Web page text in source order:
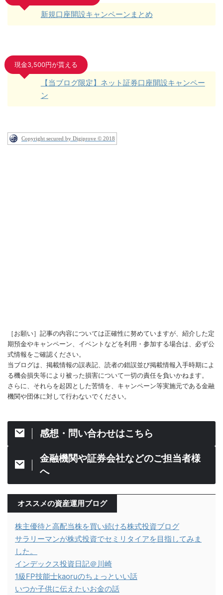
新規口座開設キャンペーンまとめ
現金3,500円が貰える
【当ブログ限定】ネット証券口座開設キャンペー
ン
Copyright secured by Digiprove © 2018
［お願い］記事の内容については正確性に努めていますが、紹介した定
期預金やキャンペーン、イベントなどを利用・参加する場合は、必ず公
式情報をご確認ください。
当ブログは、掲載情報の誤表記、読者の錯誤並び掲載情報入手時期によ
る機会損失等により被った損害について一切の責任を負いかねます。
さらに、それらを起因とした苦情を、キャンペーン等実施元である金融
機関や団体に対して行わないでください。
感想・問い合わせはこちら
金融機関や証券会社などのご担当者様
へ
オススメの資産運用ブログ
株主優待と高配当株を買い続ける株式投資ブログ
サラリーマンが株式投資でセミリタイアを目指してみま
した。
インデックス投資日記＠川崎
1級FP技能士kaoruのちょっといい話
いつか子供に伝えたいお金の話